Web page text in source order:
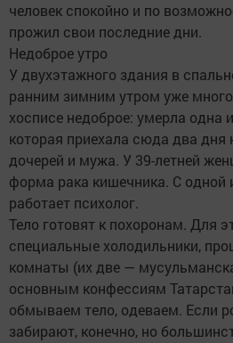
человек спокойно и по
прожил свои последние дни.
Недоброе утро
У двухэтажного здания в
ранним зимним утром уже
хосписе недоброе: умерла одна
которая приехала сюда два дня
дочерей и мужа. У 39-летней
форма рака кишечника. С одной
работает психолог.
Тело готовят к похоронам. Для
специальные холодильники,
комнаты (их две —
основным конфессиям
обмываем тело, одеваем. Если
забирают, конечно, но